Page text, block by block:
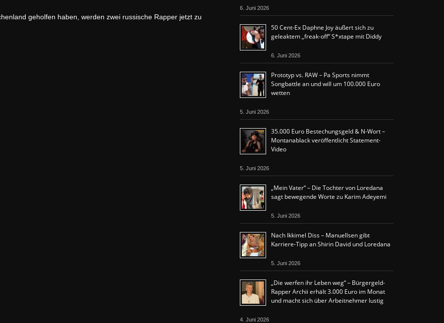
geholfen haben, werden zwei russische Rapper jetzt zu
6. Juni 2026
50 Cent-Ex Daphne Joy äußert sich zu
geleaktem „freak-off“ S*xtape mit Diddy
6. Juni 2026
Prototyp vs. RAW – Pa Sports nimmt
Songbattle an und will um 100.000 Euro
wetten
5. Juni 2026
35.000 Euro Bestechungsgeld & N-Wort –
Montanablack veröffentlicht Statement-
Video
5. Juni 2026
„Mein Vater“ – Die Tochter von Loredana
sagt bewegende Worte zu Karim Adeyemi
5. Juni 2026
Nach Ikkimel Diss – Manuellsen gibt
Karriere-Tipp an Shirin David und Loredana
5. Juni 2026
„Die werfen ihr Leben weg“ – Bürgergeld-
Rapper Archii erhält 3.000 Euro im Monat
und macht sich über Arbeitnehmer lustig
4. Juni 2026